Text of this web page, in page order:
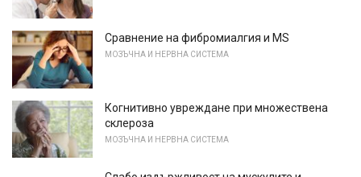
Сравнение на фибромиалгия и MS
МОЗЪЧНА И НЕРВНА СИСТЕМА
Когнитивно увреждане при множествена
склероза
МОЗЪЧНА И НЕРВНА СИСТЕМА